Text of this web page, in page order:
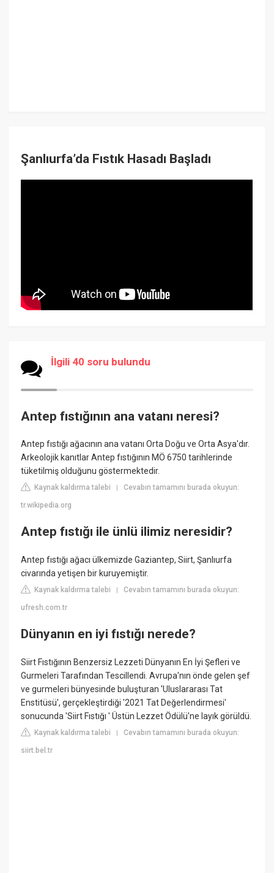
Şanlıurfa’da Fıstık Hasadı Başladı
İlgili 40 soru bulundu
Antep fıstığının ana vatanı neresi?
Antep fıstığı ağacının ana vatanı Orta Doğu ve Orta Asya'dır.
Arkeolojik kanıtlar Antep fıstığının MÖ 6750 tarihlerinde
tüketilmiş olduğunu göstermektedir.
Kaynak kaldırma talebi |Cevabın tamamını burada okuyun:
tr.wikipedia.org
Antep fıstığı ile ünlü ilimiz neresidir?
Antep fıstığı ağacı ülkemizde Gaziantep, Siirt, Şanlıurfa
civarında yetişen bir kuruyemiştir.
Kaynak kaldırma talebi |Cevabın tamamını burada okuyun:
ufresh.com.tr
Dünyanın en iyi fıstığı nerede?
Siirt Fıstığının Benzersiz Lezzeti Dünyanın En İyi Şefleri ve
Gurmeleri Tarafından Tescillendi. Avrupa'nın önde gelen şef
ve gurmeleri bünyesinde buluşturan 'Uluslararası Tat
Enstitüsü', gerçekleştirdiği '2021 Tat Değerlendirmesi'
sonucunda 'Siirt Fıstığı ' Üstün Lezzet Ödülü'ne layık görüldü.
Kaynak kaldırma talebi |Cevabın tamamını burada okuyun:
siirt.bel.tr